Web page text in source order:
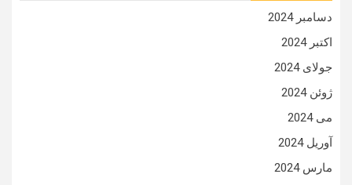
دسامبر 2024
اکتبر 2024
جولای 2024
ژوئن 2024
می 2024
آوریل 2024
مارس 2024